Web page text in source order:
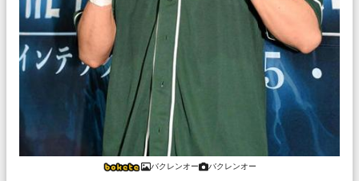
バクレンオー バクレンオー